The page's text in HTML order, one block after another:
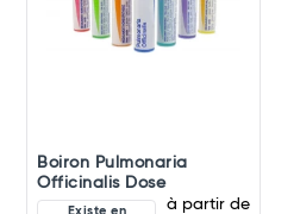
Boiron Pulmonaria
Officinalis Dose
à partir de